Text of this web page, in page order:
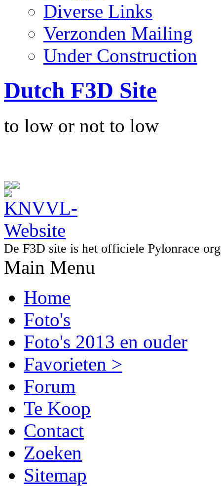
Diverse Links
Verzonden Mailing
Under Construction
Dutch F3D Site
to low or not to low
De F3D site is het officiele Pylonrace
Main Menu
Home
Foto's
Foto's 2013 en ouder
Favorieten >
Forum
Te Koop
Contact
Zoeken
Sitemap